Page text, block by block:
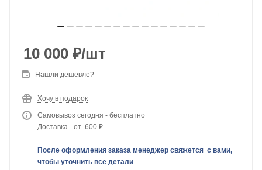
10 000 ₽/шт
Нашли дешевле?
Хочу в подарок
Самовывоз сегодня - бесплатно
Доставка - от 600 ₽
После оформления заказа менеджер свяжется с вами,
чтобы уточнить все детали